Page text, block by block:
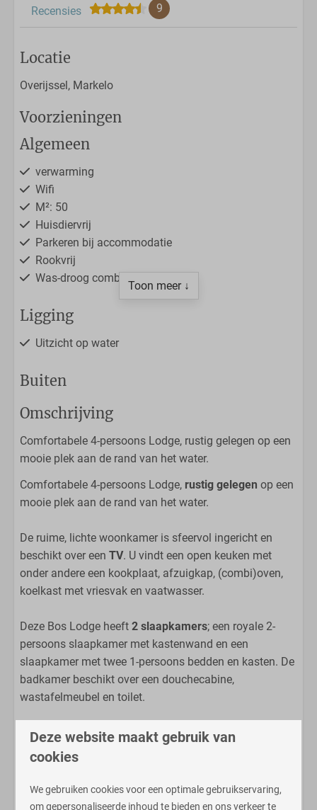
Recensies 9
Locatie
Overijssel, Markelo
Voorzieningen
Algemeen
verwarming
Wifi
M²: 50
Huisdiervrij
Parkeren bij accommodatie
Rookvrij
Was-droog combinatie
Ligging
Uitzicht op water
Buiten
Waterlocatie
Loungeset
Overdekt terras
Zonnig terras
Keuken
Vaatwasser
Nespresso
4-pits kookplaat
Combimagnetron
Grote koelkast
Open keuken
Waterkoker
Badkamer
Douche
Toilet
Slaapkamer
Toon meer ↓
Omschrijving
Comfortabele 4-persoons Lodge, rustig gelegen op een
mooie plek aan de rand van het water.
Comfortabele 4-persoons Lodge, rustig gelegen op een
mooie plek aan de rand van het water.
De ruime, lichte woonkamer is sfeervol ingericht en
beschikt over een TV. U vindt een open keuken met
onder andere een kookplaat, afzuigkap, (combi)oven,
koelkast met vriesvak en vaatwasser.
Deze Bos Lodge heeft 2 slaapkamers; een royale 2-
persoons slaapkamer met kastenwand en een
slaapkamer met twee 1-persoons bedden en kasten. De
badkamer beschikt over een douchecabine,
wastafelmeubel en toilet.
Ook vindt u een inpandige berging met
was-/droogcombinatie
royale tuin met zonnig terras, waar u heerlijk kunt
ontspannen en genieten van de prachtige natuur.
Deze website maakt gebruik van
cookies
We gebruiken cookies voor een optimale gebruikservaring,
om gepersonaliseerde inhoud te bieden en ons verkeer te